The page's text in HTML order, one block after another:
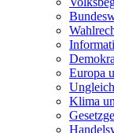
Europa
Klima